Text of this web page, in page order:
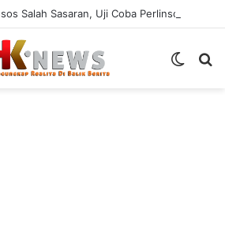
Switch